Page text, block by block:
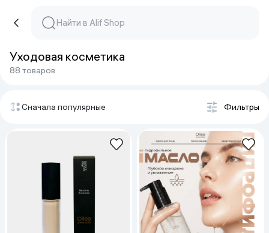
Уходовая косметика
88 товаров
Сначала популярные Фильтры